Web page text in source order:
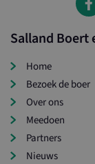
Salland Boert
Home
Bezoek de boer
Over ons
Meedoen
Partners
Nieuws